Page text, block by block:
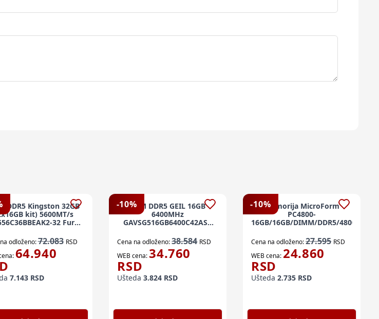
DDR5 Kingston 32GB
kit) 5600MT/s
32 Fury
odloženo:72.083 RSD
64.940
7.143RSD
-10%
RAM DDR5 GEIL 16GB
6400MHz
GAVSG516GB6400C42ASC
Cena na odloženo:38.584 RSD
WEB cena:34.760
RSD
Ušteda 3.824 RSD
-10%
Memorija MicroForm
PC4800-
16GB/16GB/DIMM/DDR5/4800MHz/
Cena na odloženo:27.595 RSD
WEB cena: 24.860
RSD
Ušteda 2.735 RSD